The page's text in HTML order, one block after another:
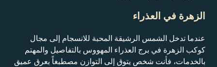
الزهرة في العذراء
عندما تدخل الشمس الرشيقة المحبة للانسجام إلى مجال
كوكب الزهرة في برج العذراء المهووس بالتفاصيل والمهتم
بالخدمات، فأنت شخص يتوق إلى التوازن مصطبغاً بعرق عميق